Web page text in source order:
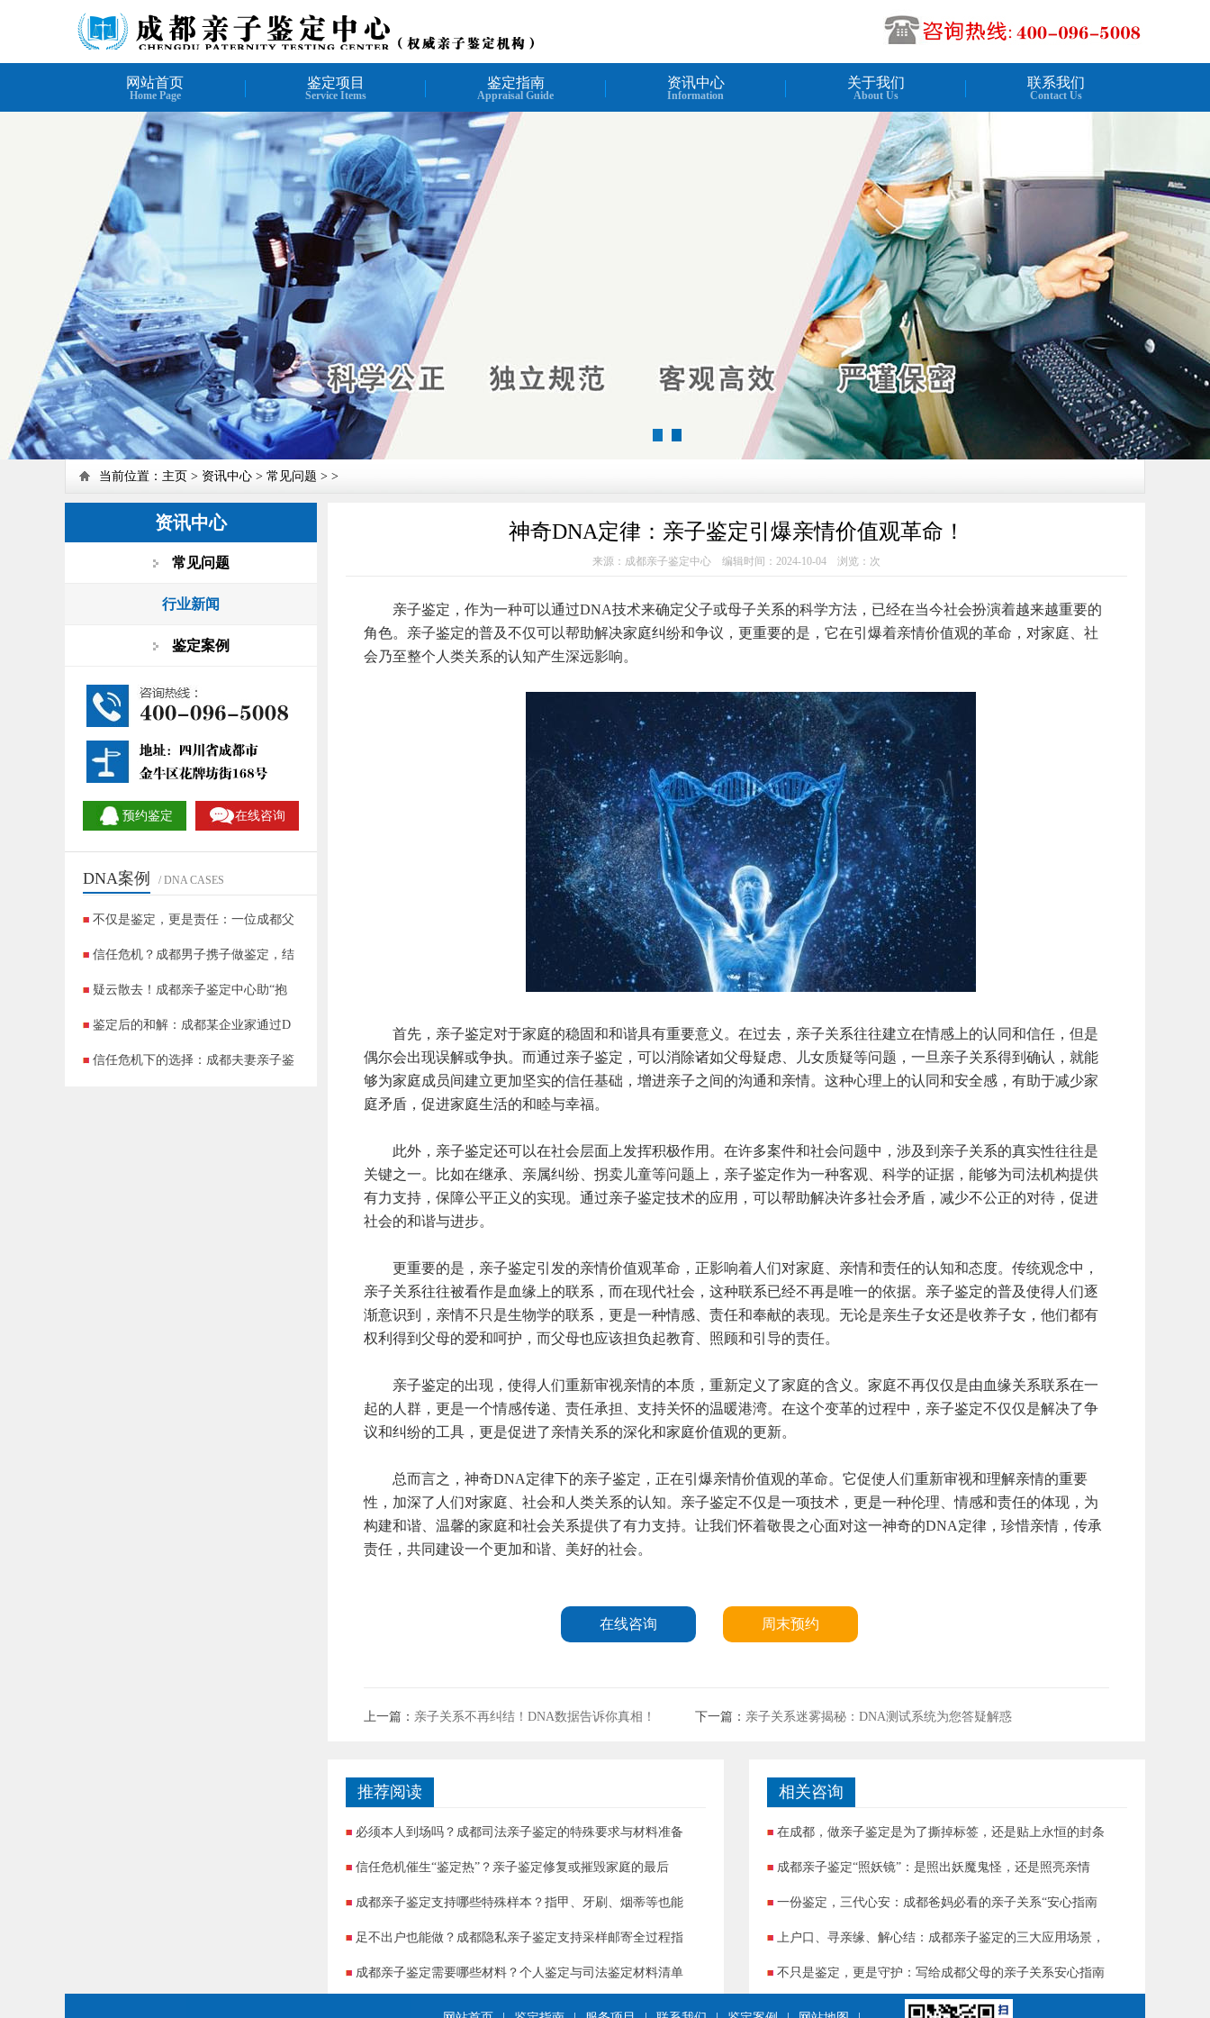
网站首页
Home Page
鉴定项目
Service Items
鉴定指南
Appraisal Guide
资讯中心
Information
关于我们
About Us
联系我们
Contact Us
当前位置： 主页 > 资讯中心 > 常见问题 > >
资讯中心
常见问题
行业新闻
鉴定案例
预约鉴定 在线咨询
DNA案例 / DNA CASES
不仅是鉴定，更是责任：一位成都父
信任危机？成都男子携子做鉴定，结
疑云散去！成都亲子鉴定中心助“抱
鉴定后的和解：成都某企业家通过D
信任危机下的选择：成都夫妻亲子鉴
神奇DNA定律：亲子鉴定引爆亲情价值观革命！
来源：成都亲子鉴定中心 编辑时间：2024-10-04 浏览： 次
亲子鉴定，作为一种可以通过DNA技术来确定父子或母子关系的科学方法，已经在当今社会扮演着越来越重要的
角色。亲子鉴定的普及不仅可以帮助解决家庭纠纷和争议，更重要的是，它在引爆着亲情价值观的革命，对家庭、社
会乃至整个人类关系的认知产生深远影响。
首先，亲子鉴定对于家庭的稳固和和谐具有重要意义。在过去，亲子关系往往建立在情感上的认同和信任，但是
偶尔会出现误解或争执。而通过亲子鉴定，可以消除诸如父母疑虑、儿女质疑等问题，一旦亲子关系得到确认，就能
够为家庭成员间建立更加坚实的信任基础，增进亲子之间的沟通和亲情。这种心理上的认同和安全感，有助于减少家
庭矛盾，促进家庭生活的和睦与幸福。
此外，亲子鉴定还可以在社会层面上发挥积极作用。在许多案件和社会问题中，涉及到亲子关系的真实性往往是
关键之一。比如在继承、亲属纠纷、拐卖儿童等问题上，亲子鉴定作为一种客观、科学的证据，能够为司法机构提供
有力支持，保障公平正义的实现。通过亲子鉴定技术的应用，可以帮助解决许多社会矛盾，减少不公正的对待，促进
社会的和谐与进步。
更重要的是，亲子鉴定引发的亲情价值观革命，正影响着人们对家庭、亲情和责任的认知和态度。传统观念中，
亲子关系往往被看作是血缘上的联系，而在现代社会，这种联系已经不再是唯一的依据。亲子鉴定的普及使得人们逐
渐意识到，亲情不只是生物学的联系，更是一种情感、责任和奉献的表现。无论是亲生子女还是收养子女，他们都有
权利得到父母的爱和呵护，而父母也应该担负起教育、照顾和引导的责任。
亲子鉴定的出现，使得人们重新审视亲情的本质，重新定义了家庭的含义。家庭不再仅仅是由血缘关系联系在一
起的人群，更是一个情感传递、责任承担、支持关怀的温暖港湾。在这个变革的过程中，亲子鉴定不仅仅是解决了争
议和纠纷的工具，更是促进了亲情关系的深化和家庭价值观的更新。
总而言之，神奇DNA定律下的亲子鉴定，正在引爆亲情价值观的革命。它促使人们重新审视和理解亲情的重要
性，加深了人们对家庭、社会和人类关系的认知。亲子鉴定不仅是一项技术，更是一种伦理、情感和责任的体现，为
构建和谐、温馨的家庭和社会关系提供了有力支持。让我们怀着敬畏之心面对这一神奇的DNA定律，珍惜亲情，传承
责任，共同建设一个更加和谐、美好的社会。
在线咨询 周末预约
上一篇： 亲子关系不再纠结！DNA数据告诉你真相！ 下一篇： 亲子关系迷雾揭秘：DNA测试系统为您答疑解惑
推荐阅读
必须本人到场吗？成都司法亲子鉴定的特殊要求与材料准备
信任危机催生“鉴定热”？亲子鉴定修复或摧毁家庭的最后
成都亲子鉴定支持哪些特殊样本？指甲、牙刷、烟蒂等也能
足不出户也能做？成都隐私亲子鉴定支持采样邮寄全过程指
成都亲子鉴定需要哪些材料？个人鉴定与司法鉴定材料清单
相关咨询
在成都，做亲子鉴定是为了撕掉标签，还是贴上永恒的封条
成都亲子鉴定“照妖镜”：是照出妖魔鬼怪，还是照亮亲情
一份鉴定，三代心安：成都爸妈必看的亲子关系“安心指南
上户口、寻亲缘、解心结：成都亲子鉴定的三大应用场景，
不只是鉴定，更是守护：写给成都父母的亲子关系安心指南